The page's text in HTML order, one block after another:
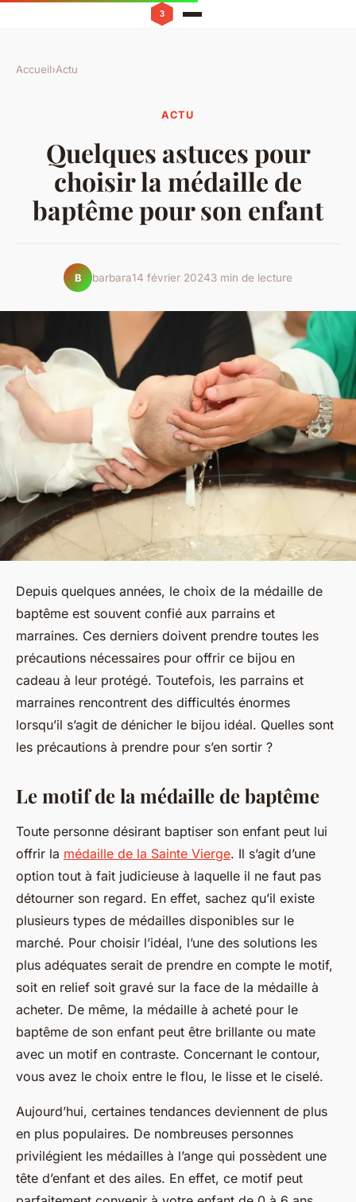
Accueil›Actu
ACTU
Quelques astuces pour
choisir la médaille de
baptême pour son enfant
B barbara14 février 20243 min de lecture
Depuis quelques années, le choix de la médaille de
baptême est souvent confié aux parrains et
marraines. Ces derniers doivent prendre toutes les
précautions nécessaires pour offrir ce bijou en
cadeau à leur protégé. Toutefois, les parrains et
marraines rencontrent des difficultés énormes
lorsqu’il s’agit de dénicher le bijou idéal. Quelles sont
les précautions à prendre pour s’en sortir ?
Le motif de la médaille de baptême
Toute personne désirant baptiser son enfant peut lui
offrir la médaille de la Sainte Vierge. Il s’agit d’une
option tout à fait judicieuse à laquelle il ne faut pas
détourner son regard. En effet, sachez qu’il existe
plusieurs types de médailles disponibles sur le
marché. Pour choisir l’idéal, l’une des solutions les
plus adéquates serait de prendre en compte le motif,
soit en relief soit gravé sur la face de la médaille à
acheter. De même, la médaille à acheté pour le
baptême de son enfant peut être brillante ou mate
avec un motif en contraste. Concernant le contour,
vous avez le choix entre le flou, le lisse et le ciselé.
Aujourd’hui, certaines tendances deviennent de plus
en plus populaires. De nombreuses personnes
privilégient les médailles à l’ange qui possèdent une
tête d’enfant et des ailes. En effet, ce motif peut